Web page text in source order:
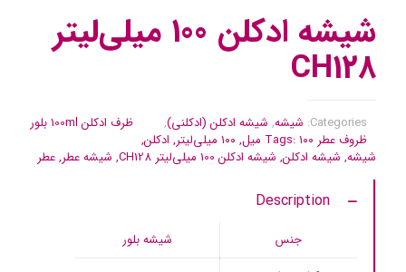
شیشه ادکلن 100 میلی‌لیتر
CH128
ظرف ادکلن 100ml بلور Categories: شیشه, شیشه ادکلن (ادکلنی),
ظروف عطر
Tags:۱۰۰ میل , ۱۰۰ میلی‌لیتر , ادکلن,
شیشه, شیشه ادکلن, شیشه ادکلن 100 میلی‌لیتر CH128 , شیشه عطر,عطر
Description
جنس
شیشه بلور